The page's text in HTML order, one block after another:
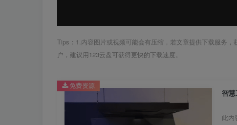
Tips：1.内容图片或视频可能会有压缩，若文章提供下载服务
户，建议用123云盘可获得更快的下载速度。
此内
免费资源